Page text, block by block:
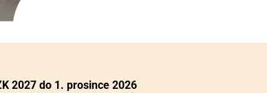
2027 do 1. prosince 2026